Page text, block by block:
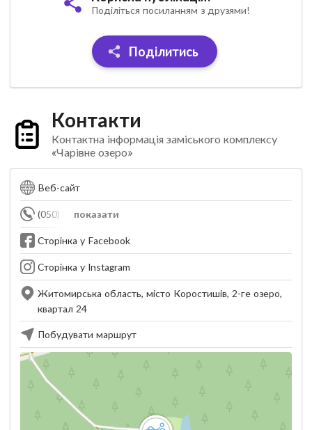
Поділіться посиланням з друзями!
Поділитись
Контакти
Контактна інформація заміського комплексу
«Чарівне озеро»
Веб-сайт
показати
(050) 313-57-83
Сторінка у Facebook
Сторінка у Instagram
Житомирська область, місто Коростишів, 2-ге озеро,
квартал 24
Побудувати маршрут